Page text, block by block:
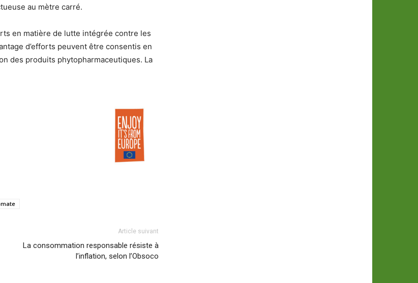
au mètre carré.
en matière de lutte intégrée contre les
d’efforts peuvent être consentis en
des produits phytopharmaceutiques. La
Article suivant
La consommation responsable résiste à
l’inflation, selon l’Obsoco